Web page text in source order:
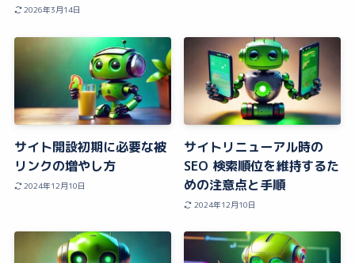
2026年3月14日
サイト開設初期に必要な被
リンクの増やし方
2024年12月10日
サイトリニューアル時の
SEO 検索順位を維持するた
めの注意点と手順
2024年12月10日